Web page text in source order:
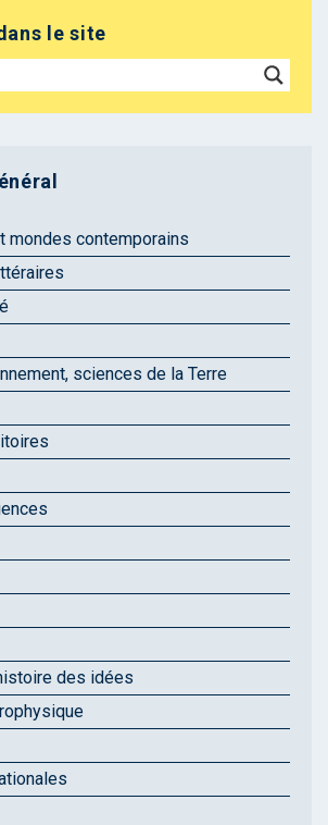
le site
mondes contemporains
sciences de la Terre
des idées